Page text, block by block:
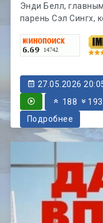
Энди Белл,
парень Сэл Сингх,
27.05.2026
188
193
Подробнее